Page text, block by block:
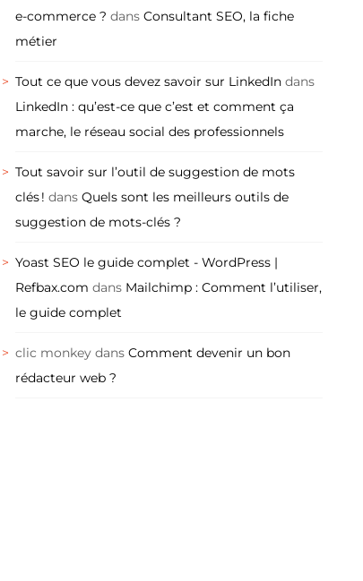
e-commerce ? dans Consultant SEO, la fiche
métier
Tout ce que vous devez savoir sur LinkedIn dans
LinkedIn : qu’est-ce que c’est et comment ça
marche, le réseau social des professionnels
Tout savoir sur l’outil de suggestion de mots
clés ! dans Quels sont les meilleurs outils de
suggestion de mots-clés ?
Yoast SEO le guide complet - WordPress |
Refbax.com dans Mailchimp : Comment l’utiliser,
le guide complet
clic monkey dans Comment devenir un bon
rédacteur web ?